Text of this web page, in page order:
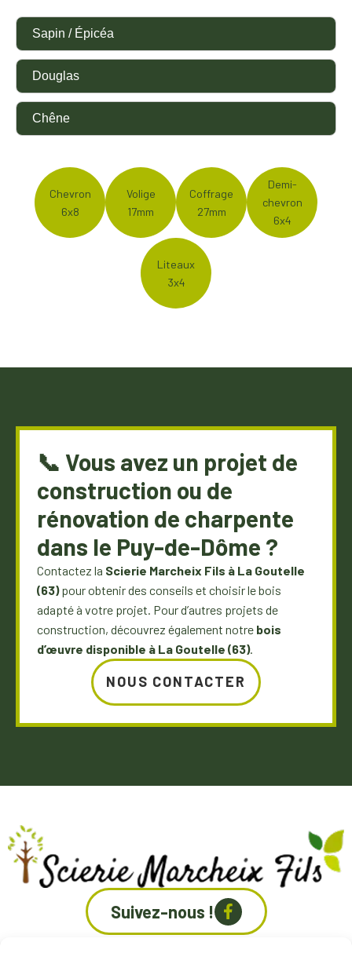
Sapin / Épicéa
Douglas
Chêne
Chevron
6x8
Volige
17mm
Coffrage
27mm
Demi-
chevron
6x4
Liteaux
3x4
📞 Vous avez un projet de
construction ou de
rénovation de charpente
dans le Puy-de-Dôme ?
Contactez la Scierie Marcheix Fils à La Goutelle
(63)pour obtenir des conseils et choisir le bois
adapté à votre projet. Pour d’autres projets de
construction, découvrez également notre bois
d’œuvre disponible à La Goutelle (63).
NOUS CONTACTER
Suivez-nous !